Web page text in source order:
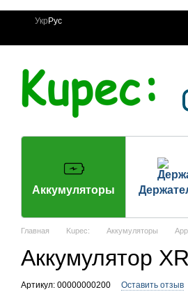
Перейти к основному контенту
Укр Рус
Аккумуляторы
Главная Kupec: Аккумуляторы
Аккумулятор
Артикул: 00000000200 Оставить отзыв